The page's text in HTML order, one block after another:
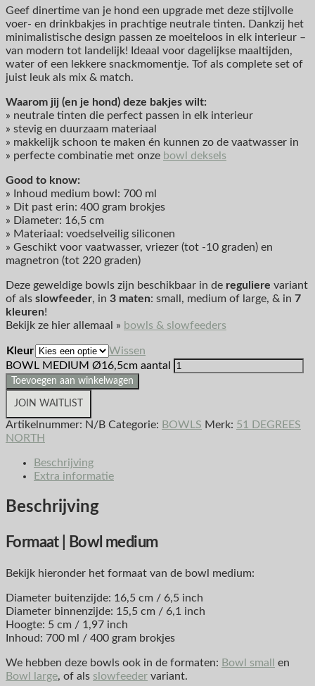
Geef dinertime van je hond een upgrade met deze stijlvolle
voer- en drinkbakjes in prachtige neutrale tinten. Dankzij het
minimalistische design passen ze moeiteloos in elk interieur –
van modern tot landelijk! Ideaal voor dagelijkse maaltijden,
water of een lekkere snackmomentje. Tof als complete set of
juist leuk als mix & match.
Waarom jij (en je hond) deze bakjes wilt:
» neutrale tinten die perfect passen in elk interieur
» stevig en duurzaam materiaal
» makkelijk schoon te maken én kunnen zo de vaatwasser in
» perfecte combinatie met onze bowl deksels
Good to know:
» Inhoud medium bowl: 700 ml
» Dit past erin: 400 gram brokjes
» Diameter: 16,5 cm
» Materiaal: voedselveilig siliconen
» Geschikt voor vaatwasser, vriezer (tot -10 graden) en
magnetron (tot 220 graden)
Deze geweldige bowls zijn beschikbaar in de reguliere variant
of als slowfeeder, in 3 maten: small, medium of large, & in 7
kleuren!
Bekijk ze hier allemaal » bowls & slowfeeders
Kleur
Wissen
BOWL MEDIUM Ø16,5cm aantal
Toevoegen aan winkelwagen
JOIN WAITLIST
Artikelnummer: N/B Categorie: BOWLS Merk: 51 DEGREES
NORTH
Beschrijving
Extra informatie
Beschrijving
Formaat | Bowl medium
Bekijk hieronder het formaat van de bowl medium:
Diameter buitenzijde: 16,5 cm / 6,5 inch
Diameter binnenzijde: 15,5 cm / 6,1 inch
Hoogte: 5 cm / 1,97 inch
Inhoud: 700 ml / 400 gram brokjes
We hebben deze bowls ook in de formaten: Bowl small
en
Bowl large, of als slowfeeder variant.